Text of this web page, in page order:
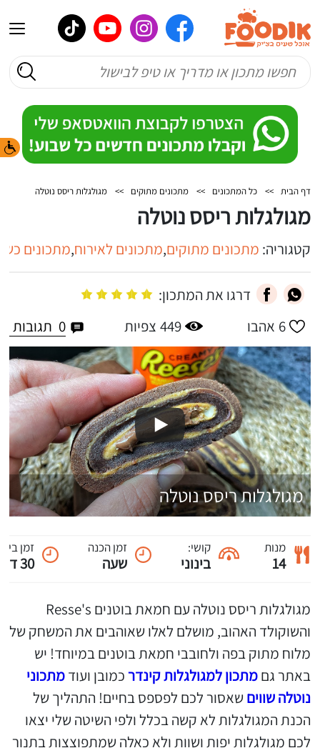
דף הבית >> כל המתכונים >> מתכונים מתוקים >> מגולגלות ריסס נוטלה
מגולגלות ריסס נוטלה
קטגוריה: מתכונים מתוקים,מתכונים לאירוח,מתכונים
דרגו את המתכון:
6 אהבו 449 צפיות 0 תגובות
מגולגלות ריסס נוטלה
מנות
14
קושי:
בינוני
זמן הכנה
שעה
זמן
30 דקות
מגולגלות ריסס נוטלה עם חמאת בוטנים Resse's
והשוקולד האהוב, מושלם לאלו שאוהבים את המשחק של
מלוח מתוק בפה ולחובבי חמאת בוטנים במיוחד! יש
באתר גםמתכון למגולגלות קינדרכמובן ועודמתכוני
נוטלה שווים שאסור לכם לפספס בחיים! התהליך של
הכנת המגולגלות לא קשה בכלל ולפי השיטה שלי יצאו
לכם מגולגלות יפות ושוות ולא כאלה שמתפוצצות בתנור